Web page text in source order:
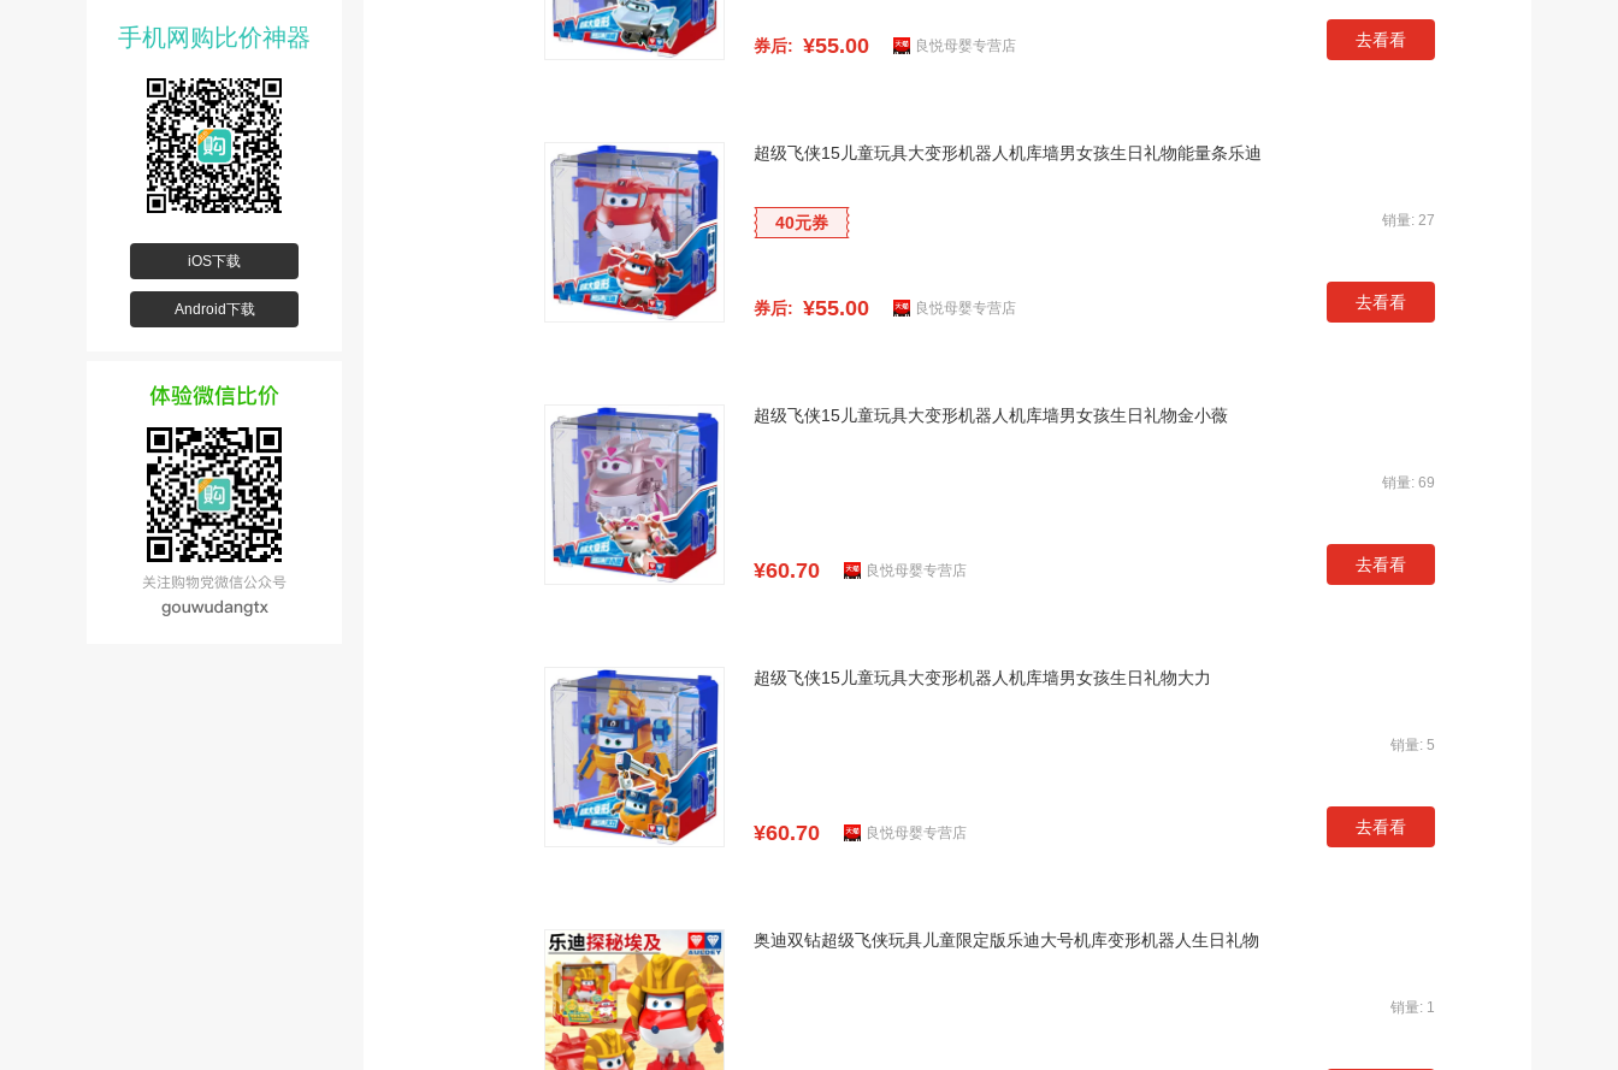
手机网购比价神器
iOS下载
Android下载
券后: ¥55.00 良悦母婴专营店 去看看
超级飞侠15儿童玩具大变形机器人机库墙男女孩生日礼物能量条乐迪
40元券 销量: 27
券后: ¥55.00 良悦母婴专营店 去看看
超级飞侠15儿童玩具大变形机器人机库墙男女孩生日礼物金小薇
销量: 69
¥60.70 良悦母婴专营店 去看看
超级飞侠15儿童玩具大变形机器人机库墙男女孩生日礼物大力
销量: 5
¥60.70 良悦母婴专营店 去看看
奥迪双钻超级飞侠玩具儿童限定版乐迪大号机库变形机器人生日礼物
销量: 1